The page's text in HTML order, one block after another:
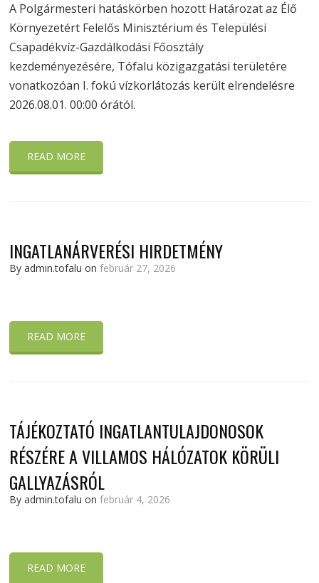
A Polgármesteri hatáskörben hozott Határozat az Élő
Környezetért Felelős Minisztérium és Települési
Csapadékvíz-Gazdálkodási Főosztály
kezdeményezésére, Tófalu közigazgatási területére
vonatkozóan I. fokú vízkorlátozás került elrendelésre
2026.08.01. 00:00 órától.
READ MORE
INGATLANÁRVERÉSI HIRDETMÉNY
By admin.tofalu onfebruár 27, 2026
READ MORE
TÁJÉKOZTATÓ INGATLANTULAJDONOSOK
RÉSZÉRE A VILLAMOS HÁLÓZATOK KÖRÜLI
GALLYAZÁSRÓL
By admin.tofalu onfebruár 4, 2026
READ MORE